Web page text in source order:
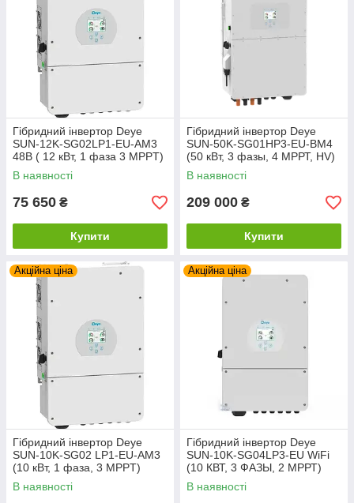
Гібридний інвертор Deye
SUN-12K-SG02LP1-EU-AM3
48В ( 12 кВт, 1 фаза 3 MPPT)
В наявності
75 650 ₴
Купити
Гібридний інвертор Deye
SUN-50K-SG01HP3-EU-BM4
(50 кВт, 3 фазы, 4 МРРТ, HV)
В наявності
209 000 ₴
Купити
Акційна ціна
Гібридний інвертор Deye
SUN-10K-SG02 LP1-EU-AM3
(10 кВт, 1 фаза, 3 MPPT)
В наявності
Акційна ціна
Гібридний інвертор Deye
SUN-10K-SG04LP3-EU WiFi
(10 КВТ, 3 ФАЗЫ, 2 МРРТ)
В наявності